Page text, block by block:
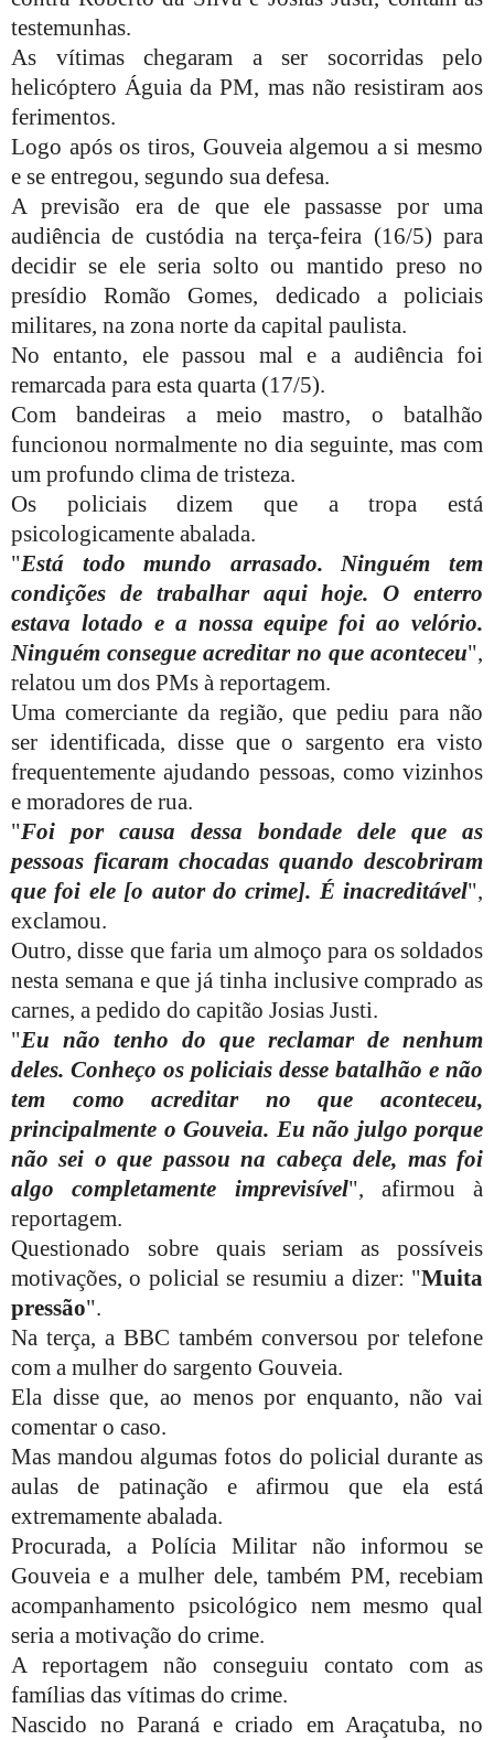
testemunhas.
As vítimas chegaram a ser socorridas pelo
helicóptero Águia da PM, mas não resistiram aos
ferimentos.
Logo após os tiros, Gouveia algemou a si mesmo
e se entregou, segundo sua defesa.
A previsão era de que ele passasse por uma
audiência de custódia na terça-feira (16/5) para
decidir se ele seria solto ou mantido preso no
presídio Romão Gomes, dedicado a policiais
militares, na zona norte da capital paulista.
No entanto, ele passou mal e a audiência foi
remarcada para esta quarta (17/5).
Com bandeiras a meio mastro, o batalhão
funcionou normalmente no dia seguinte, mas com
um profundo clima de tristeza.
Os policiais dizem que a tropa está
psicologicamente abalada.
"Está todo mundo arrasado. Ninguém tem
condições de trabalhar aqui hoje. O enterro
estava lotado e a nossa equipe foi ao velório.
Ninguém consegue acreditar no que aconteceu",
relatou um dos PMs à reportagem.
Uma comerciante da região, que pediu para não
ser identificada, disse que o sargento era visto
frequentemente ajudando pessoas, como vizinhos
e moradores de rua.
"Foi por causa dessa bondade dele que as
pessoas ficaram chocadas quando descobriram
que foi ele [o autor do crime]. É inacreditável",
exclamou.
Outro, disse que faria um almoço para os soldados
nesta semana e que já tinha inclusive comprado as
carnes, a pedido do capitão Josias Justi.
"Eu não tenho do que reclamar de nenhum
deles. Conheço os policiais desse batalhão e não
tem como acreditar no que aconteceu,
principalmente o Gouveia. Eu não julgo porque
não sei o que passou na cabeça dele, mas foi
algo completamente imprevisível", afirmou à
reportagem.
Questionado sobre quais seriam as possíveis
motivações, o policial se resumiu a dizer: "Muita
pressão".
Na terça, a BBC também conversou por telefone
com a mulher do sargento Gouveia.
Ela disse que, ao menos por enquanto, não vai
comentar o caso.
Mas mandou algumas fotos do policial durante as
aulas de patinação e afirmou que ela está
extremamente abalada.
Procurada, a Polícia Militar não informou se
Gouveia e a mulher dele, também PM, recebiam
acompanhamento psicológico nem mesmo qual
seria a motivação do crime.
A reportagem não conseguiu contato com as
famílias das vítimas do crime.
Nascido no Paraná e criado em Araçatuba, no